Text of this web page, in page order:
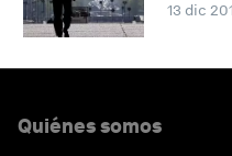
13 dic
Quiénes somos